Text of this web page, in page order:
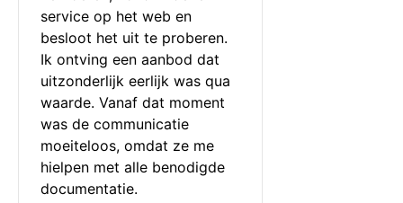
service op het web en
besloot het uit te proberen.
Ik ontving een aanbod dat
uitzonderlijk eerlijk was qua
waarde. Vanaf dat moment
was de communicatie
moeiteloos, omdat ze me
hielpen met alle benodigde
documentatie.